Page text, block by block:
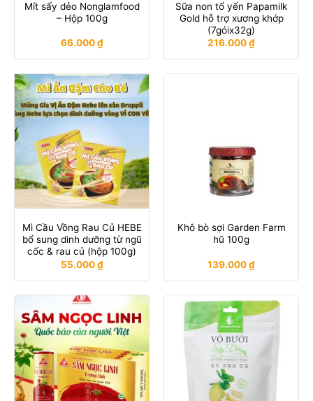
Mít sấy dẻo Nonglamfood
– Hộp 100g
66.000₫
Sữa non tổ yến Papamilk
Gold hỗ trợ xương khớp
(7góix32g)
216.000₫
Mì Cầu Vồng Rau Củ HEBE
bổ sung dinh dưỡng từ ngũ
cốc & rau củ (hộp 100g)
55.000₫
Khô bò sợi Garden Farm
hũ 100g
139.000₫